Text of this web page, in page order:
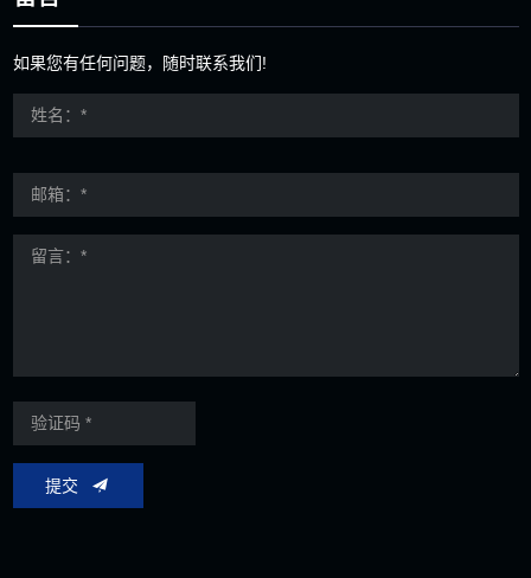
如果您有任何问题，随时联系我们!
提交